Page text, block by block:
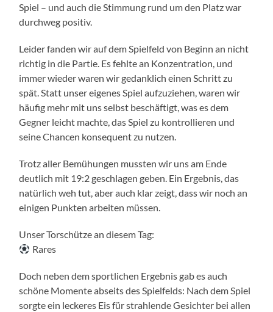
Spiel – und auch die Stimmung rund um den Platz war
durchweg positiv.
Leider fanden wir auf dem Spielfeld von Beginn an nicht
richtig in die Partie. Es fehlte an Konzentration, und
immer wieder waren wir gedanklich einen Schritt zu
spät. Statt unser eigenes Spiel aufzuziehen, waren wir
häufig mehr mit uns selbst beschäftigt, was es dem
Gegner leicht machte, das Spiel zu kontrollieren und
seine Chancen konsequent zu nutzen.
Trotz aller Bemühungen mussten wir uns am Ende
deutlich mit 19:2 geschlagen geben. Ein Ergebnis, das
natürlich weh tut, aber auch klar zeigt, dass wir noch an
einigen Punkten arbeiten müssen.
Unser Torschütze an diesem Tag:
Rares
Doch neben dem sportlichen Ergebnis gab es auch
schöne Momente abseits des Spielfelds: Nach dem Spiel
sorgte ein leckeres Eis für strahlende Gesichter bei allen